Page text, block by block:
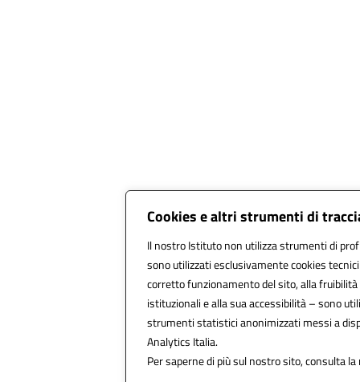
Cookies e altri strumenti di
Il nostro Istituto non utilizza strumenti di
sono utilizzati esclusivamente cookies
corretto funzionamento del sito, alla fruibilità
istituzionali e alla sua accessibilità – sono
strumenti statistici anonimizzati messi a
Analytics Italia.
Per saperne di più sul nostro sito, consulta